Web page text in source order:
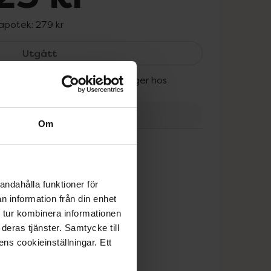
Om
funktioner för
information från din enhet
kombinera informationen
tjänster. Samtycke till
cookieinställningar. Ett
279 kr
UtgåttMedel Elite Manschett, 225 kr.
kan fortfarande finnas i lager hos